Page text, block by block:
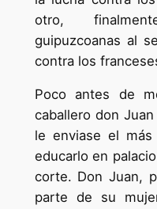
otro,
guipuzcoanas al
contra los
Poco antes de
caballero don
le enviase el
educarlo en
corte. Don Juan,
parte de su